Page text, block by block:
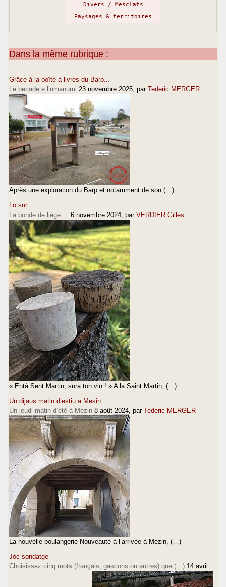
Divers / Mesclats
Paysages & territoires
Dans la même rubrique :
Grâce à la boîte à livres du Barp...
Le becade e l’umanumi 23 novembre 2025 , par Tederic MERGER
Après une exploration du Barp et notamment de son (…)
Lo sur...
La bonde de liège....
6 novembre 2024 , par VERDIER Gilles
« Entà Sent Martin, sura ton vin ! » A la Saint Martin, (…)
Un dijaus matin d’estiu a Mesin
Un jeudi matin d’été à Mézin 8 août 2024 , par Tederic MERGER
La nouvelle boulangerie Nouveauté à l’arrivée à Mézin, (…)
Jòc sondatge
Choisissez cinq mots (français, gascons ou autres) que (…) 14 avril